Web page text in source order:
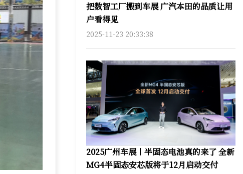
把数智工厂搬到车展 广汽本田的品质让用
户看得见
2025-11-23 20:33:38
2025广州车展丨半固态电池真的来了 全新
MG4半固态安芯版将于12月启动交付